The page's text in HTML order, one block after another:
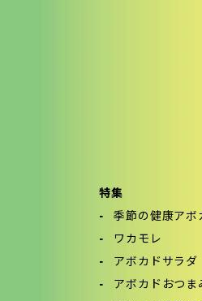
特集
季節の健康アボ
ワカモレ
アボカドサラダ
アボカドおつま